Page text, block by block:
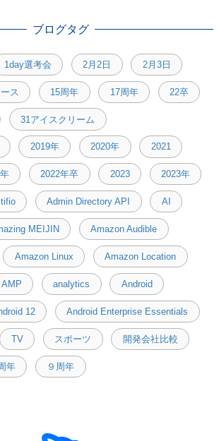
ブログタグ
1day選考会 2月2日 2月3日
ス 15周年 17周年 22卒
31アイスクリーム
2019年 2020年 2021
2022年卒 2023 2023年
Admin Directory API AI
MEIJIN Amazon Audible
Amazon Linux Amazon Location
AMP analytics Android
12 Android Enterprise Essentials
TV スポーツ 開発会社比較
年 ９周年